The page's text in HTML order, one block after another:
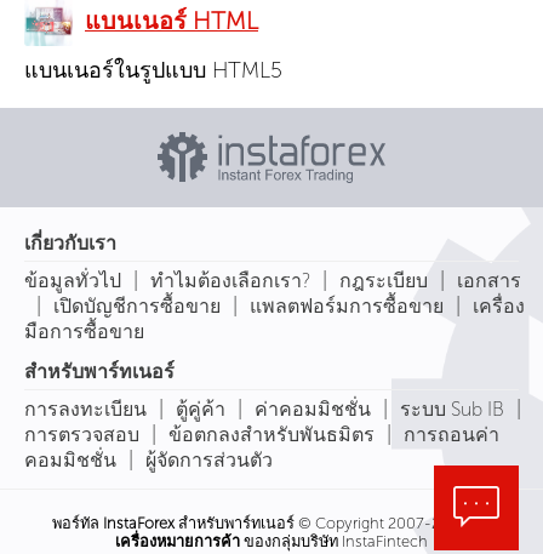
แบนเนอร์ HTML
แบนเนอร์ในรูปแบบ HTML5
เกี่ยวกับเรา
ข้อมูลทั่วไป | ทำไมต้องเลือกเรา? | กฎระเบียบ | เอกสาร
| เปิดบัญชีการซื้อขาย | แพลตฟอร์มการซื้อขาย |
เครื่อง
มือการซื้อขาย
สำหรับพาร์ทเนอร์
การลงทะเบียน | ตู้คู่ค้า | ค่าคอมมิชชั่น | ระบบ Sub IB |
การตรวจสอบ | ข้อตกลงสำหรับพันธมิตร |
การถอนค่า
คอมมิชชั่น | ผู้จัดการส่วนตัว
พอร์ทัล InstaForex สำหรับพาร์ทเนอร์ © Copyright 2007-2026
เครื่องหมายการค้า ของกลุ่มบริษัท InstaFintech